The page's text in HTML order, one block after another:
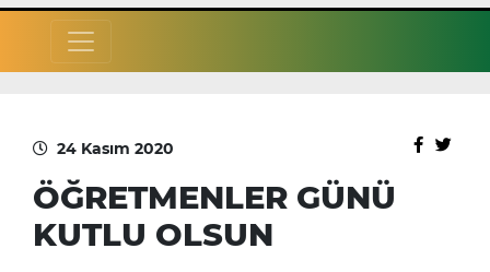
24 Kasım 2020
ÖĞRETMENLER GÜNÜ
KUTLU OLSUN